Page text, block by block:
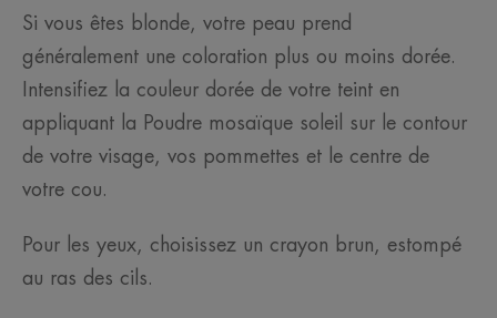
Si vous êtes blonde, votre peau prend
généralement une coloration plus ou moins dorée.
Intensifiez la couleur dorée de votre teint en
appliquant la Poudre mosaïque soleil sur le contour
de votre visage, vos pommettes et le centre de
votre cou.
Pour les yeux, choisissez un crayon brun, estompé
au ras des cils.